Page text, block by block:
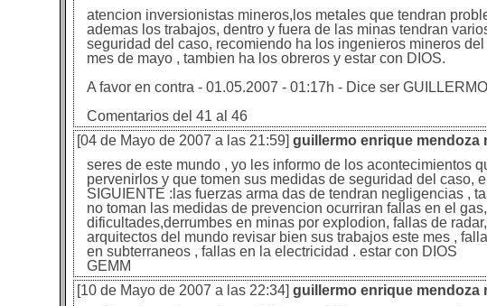
atencion inversionistas mineros,los metales que tendran
ademas los trabajos, dentro y fuera de las minas tendran
seguridad del caso, recomiendo ha los ingenieros mineros
mes de mayo , tambien ha los obreros y estar con DIOS.
A favor en contra - 01.05.2007 - 01:17h - Dice ser
Comentarios del 41 al 46
[04 de Mayo de 2007 a las 21:59] guillermo enrique mendoza
seres de este mundo , yo les informo de los acontecimientos
pervenirlos y que tomen sus medidas de seguridad del caso,
SIGUIENTE :las fuerzas arma das de tendran negligencias ,
no toman las medidas de prevencion ocurriran fallas en el
dificultades,derrumbes en minas por explodion, fallas de
arquitectos del mundo revisar bien sus trabajos este mes ,
en subterraneos , fallas en la electricidad . estar con DIOS
GEMM
[10 de Mayo de 2007 a las 22:34] guillermo enrique mendoza